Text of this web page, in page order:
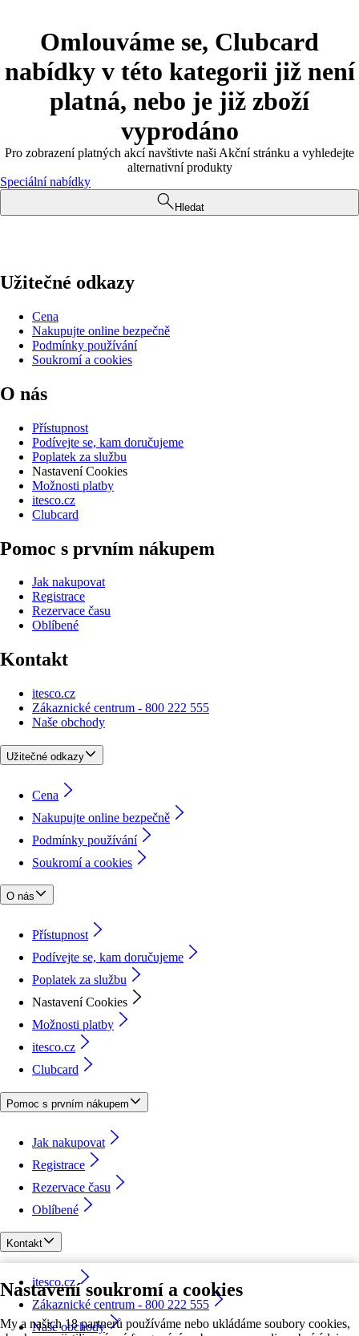
Nastavení soukromí a cookies
My a našich 18 partnerů používáme nebo ukládáme soubory cookies,
Omlouváme se, Clubcard
nabídky v této kategorii již není
platná, nebo je již zboží
vyprodáno
Pro zobrazení platných akcí navštivte naši Akční stránku a vyhledejte
alternativní produkty
Speciální nabídky
Hledat
Užitečné odkazy
Cena
Nakupujte online bezpečně
Podmínky používání
Soukromí a cookies
O nás
Přístupnost
Podívejte se, kam doručujeme
Poplatek za službu
Nastavení Cookies
Možnosti platby
itesco.cz
Clubcard
Pomoc s prvním nákupem
Jak nakupovat
Registrace
Rezervace času
Oblíbené
Kontakt
itesco.cz
Zákaznické centrum - 800 222 555
Naše obchody
Užitečné odkazy
Cena
Nakupujte online bezpečně
Podmínky používání
Soukromí a cookies
O nás
Přístupnost
Podívejte se, kam doručujeme
Poplatek za službu
Nastavení Cookies
Možnosti platby
itesco.cz
Clubcard
Pomoc s prvním nákupem
Jak nakupovat
Registrace
Rezervace času
Oblíbené
Kontakt
itesco.cz
Zákaznické centrum - 800 222 555
Naše obchody